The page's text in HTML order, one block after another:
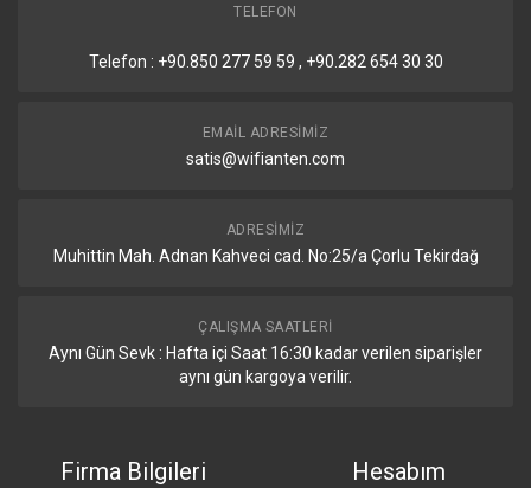
TELEFON
Telefon : +90.850 277 59 59 , +90.282 654 30 30
EMAIL ADRESIMIZ
satis@wifianten.com
ADRESIMIZ
Muhittin Mah. Adnan Kahveci cad. No:25/a Çorlu Tekirdağ
ÇALIŞMA SAATLERI
Aynı Gün Sevk : Hafta içi Saat 16:30 kadar verilen siparişler
aynı gün kargoya verilir.
Firma Bilgileri Hesabım